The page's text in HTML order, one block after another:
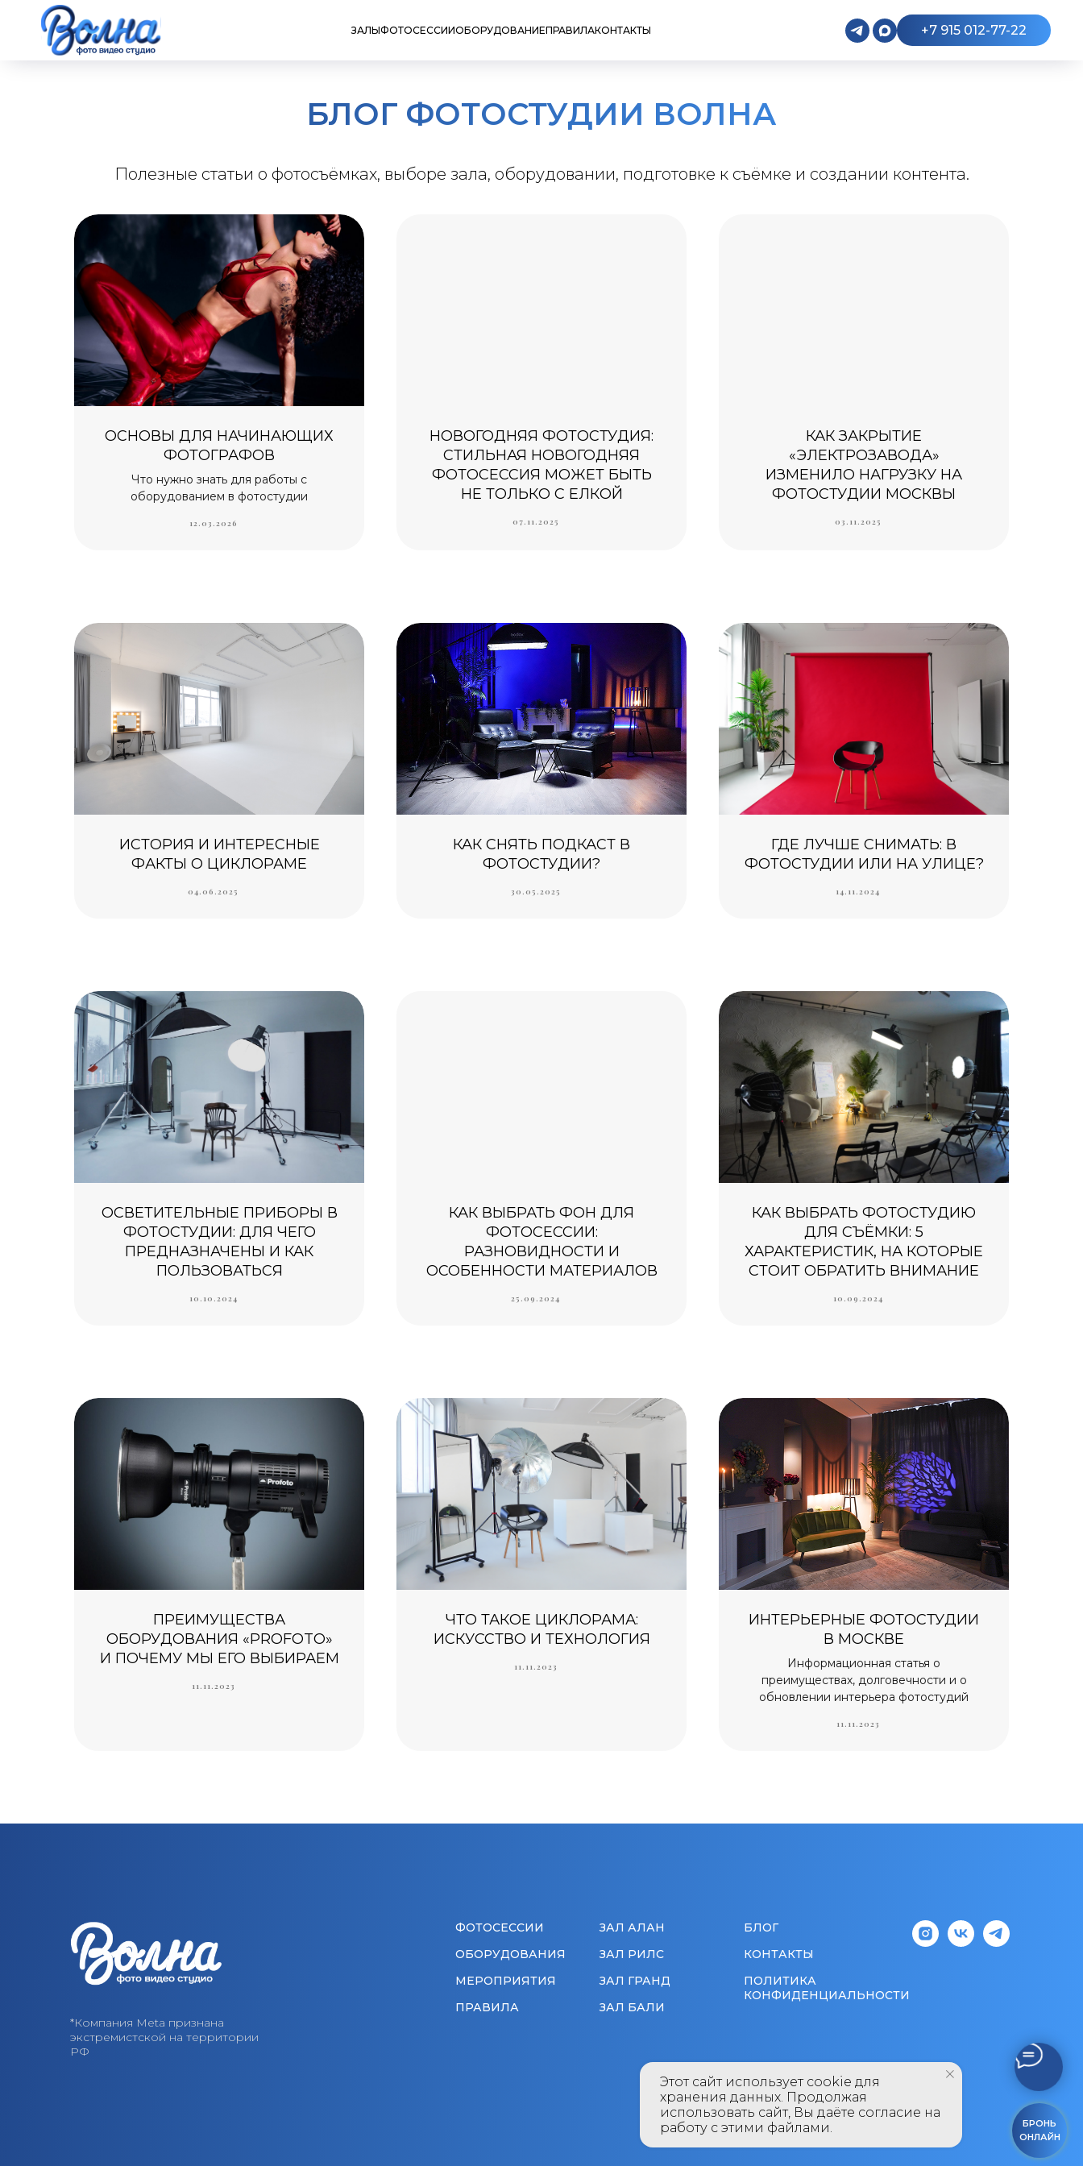
ЗАЛЫФОТОСЕССИИОБОРУДОВАНИЕПРАВИЛАКОНТАКТЫ +7 915 012-77-22
БРОНЬ
ОНЛАЙН
БЛОГ ФОТОСТУДИИ ВОЛНА
Полезные статьи о фотосъёмках, выборе зала, оборудовании, подготовке к съёмке и создании контента.
ОСНОВЫ ДЛЯ НАЧИНАЮЩИХ
ФОТОГРАФОВ
Что нужно знать для работы с
оборудованием в фотостудии
12.03.2026
НОВОГОДНЯЯ ФОТОСТУДИЯ:
СТИЛЬНАЯ НОВОГОДНЯЯ
ФОТОСЕССИЯ МОЖЕТ БЫТЬ
НЕ ТОЛЬКО С ЕЛКОЙ
07.11.2025
КАК ЗАКРЫТИЕ
«ЭЛЕКТРОЗАВОДА»
ИЗМЕНИЛО НАГРУЗКУ НА
ФОТОСТУДИИ МОСКВЫ
03.11.2025
ИСТОРИЯ И ИНТЕРЕСНЫЕ
ФАКТЫ О ЦИКЛОРАМЕ
04.06.2025
КАК СНЯТЬ ПОДКАСТ В
ФОТОСТУДИИ?
30.05.2025
ГДЕ ЛУЧШЕ СНИМАТЬ: В
ФОТОСТУДИИ ИЛИ НА УЛИЦЕ?
14.11.2024
ОСВЕТИТЕЛЬНЫЕ ПРИБОРЫ В
ФОТОСТУДИИ: ДЛЯ ЧЕГО
ПРЕДНАЗНАЧЕНЫ И КАК
ПОЛЬЗОВАТЬСЯ
10.10.2024
КАК ВЫБРАТЬ ФОН ДЛЯ
ФОТОСЕССИИ:
РАЗНОВИДНОСТИ И
ОСОБЕННОСТИ МАТЕРИАЛОВ
25.09.2024
КАК ВЫБРАТЬ ФОТОСТУДИЮ
ДЛЯ СЪЁМКИ: 5
ХАРАКТЕРИСТИК, НА КОТОРЫЕ
СТОИТ ОБРАТИТЬ ВНИМАНИЕ
10.09.2024
ПРЕИМУЩЕСТВА
ОБОРУДОВАНИЯ «PROFOTO»
И ПОЧЕМУ МЫ ЕГО ВЫБИРАЕМ
11.11.2023
ЧТО ТАКОЕ ЦИКЛОРАМА:
ИСКУССТВО И ТЕХНОЛОГИЯ
11.11.2023
ИНТЕРЬЕРНЫЕ ФОТОСТУДИИ
В МОСКВЕ
Информационная статья о
преимуществах, долговечности и о
обновлении интерьера фотостудий
11.11.2023
*Компания Meta признана
экстремистской на территории
РФ
ФОТОСЕССИИ
ОБОРУДОВАНИЯ
МЕРОПРИЯТИЯ
ПРАВИЛА
ЗАЛ АЛАН
ЗАЛ РИЛС
ЗАЛ ГРАНД
ЗАЛ БАЛИ
БЛОГ
КОНТАКТЫ
ПОЛИТИКА
КОНФИДЕНЦИАЛЬНОСТИ
Этот сайт использует cookie для
хранения данных. Продолжая
использовать сайт, Вы даёте согласие на
работу с этими файлами.